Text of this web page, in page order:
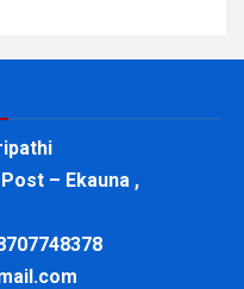
– Ekauna ,